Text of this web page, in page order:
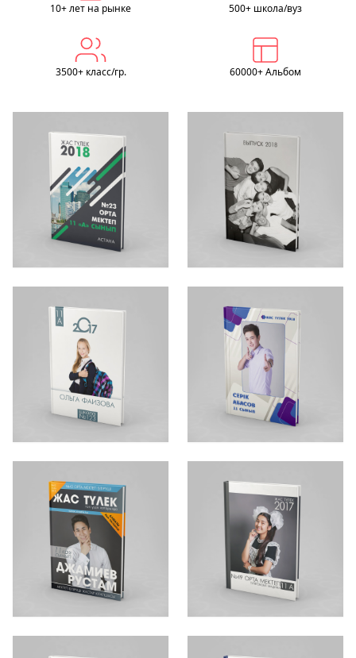
10+ лет на рынке 500+ школа/вуз
3500+ класс/гр. 60000+ Альбом